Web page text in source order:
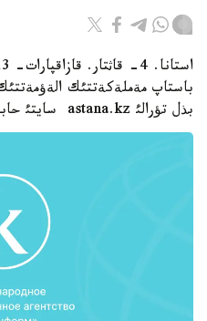
باستاپ مةملةكةتتئك
بذل تؤرالئ astana.kz سايتئ حابارلايدئ.